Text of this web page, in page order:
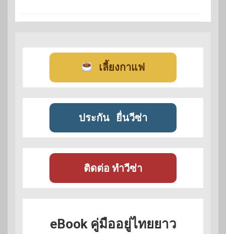
เลี้ยงกาแฟ
ประกัน ยื่นวีซ่า
ติดต่อ ทำวีซ่า
eBook คู่มืออยู่ไทยยาว